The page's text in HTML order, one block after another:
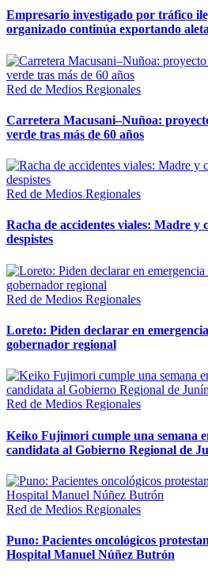
Empresario investigado por tráfico
organizado continúa exportando
Red de Medios Regionales
Carretera Macusani–Nuñoa:
verde tras más de 60 años
Red de Medios Regionales
Racha de accidentes viales: Madre y
despistes
Red de Medios Regionales
Loreto: Piden declarar en
gobernador regional
Red de Medios Regionales
Keiko Fujimori cumple una semana
candidata al Gobierno Regional de
Red de Medios Regionales
Puno: Pacientes oncológicos
Hospital Manuel Núñez Butrón